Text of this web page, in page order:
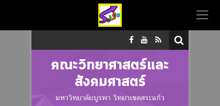
คณะวิทยาศาสตร์และ
สังคมศาสตร์
มหาวิทยาลัยบูรพา วิทยาเขตสระแก้ว